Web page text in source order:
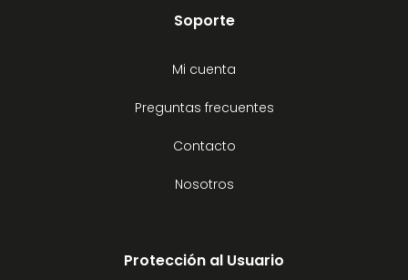
Soporte
Mi cuenta
Preguntas frecuentes
Contacto
Nosotros
Protección al Usuario